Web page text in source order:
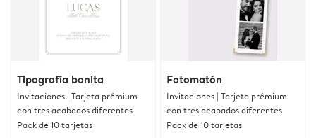
Tipografía bonita
Invitaciones | Tarjeta prémium
con tres acabados diferentes
Pack de 10 tarjetas
Fotomatón
Invitaciones | Tarjeta prémium
con tres acabados diferentes
Pack de 10 tarjetas